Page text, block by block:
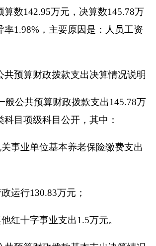
算财政拨款“三公”经费支出决
共预算“三公”经费支出决算1.5
0万元，降低0%，主要原因是勤
，占0%，比上年增加0万元，增
2020年未发生因公出国（境）事
0万元，增长0%，主要原因是严
维护费支出；公务接待费支出0
生的公务接待费在2021年结算。
）费支出0万元，开支内容包
支出。单位全年安排的因公出国